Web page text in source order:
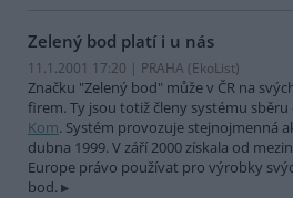
Zelený bod platí i u nás
11.1.2001 17:20 | PRAHA (EkoList)
Značku "Zelený bod" může v ČR na
firem. Ty jsou totiž členy systému
Kom. Systém provozuje stejnojmenná
dubna 1999. V září 2000 získala od
Europe právo používat pro výrobky
bod.